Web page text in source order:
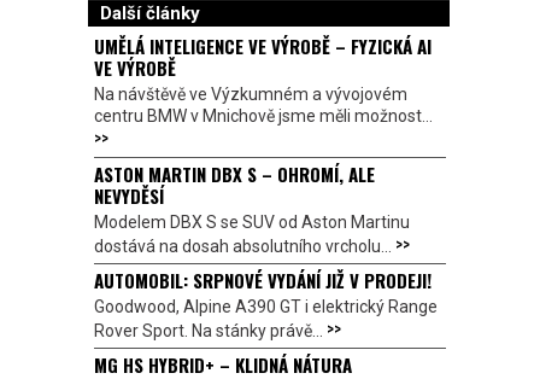
Další články
UMĚLÁ INTELIGENCE VE VÝROBĚ – FYZICKÁ AI
VE VÝROBĚ
Na návštěvě ve Výzkumném a vývojovém
centru BMW v Mnichově jsme měli možnost...
>>
ASTON MARTIN DBX S – OHROMÍ, ALE
NEVYDĚSÍ
Modelem DBX S se SUV od Aston Martinu
dostává na dosah absolutního vrcholu... >>
AUTOMOBIL: SRPNOVÉ VYDÁNÍ JIŽ V PRODEJI!
Goodwood, Alpine A390 GT i elektrický Range
Rover Sport. Na stánky právě... >>
MG HS HYBRID+ – KLIDNÁ NÁTURA